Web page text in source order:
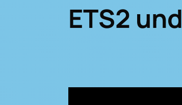
ETS2